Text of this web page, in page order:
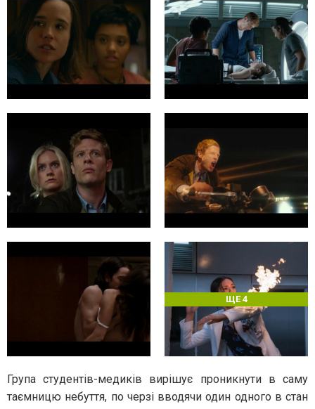
ЩЕ 4
Група студентів-медиків вирішує проникнути в саму
таємницю небуття, по черзі вводячи один одного в стан